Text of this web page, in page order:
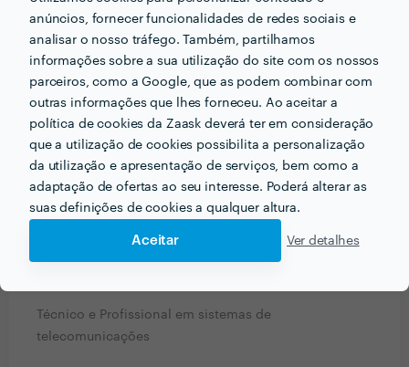
anúncios, fornecer funcionalidades de redes sociais e
analisar o nosso tráfego. Também, partilhamos
informações sobre a sua utilização do site com os nossos
parceiros, como a Google, que as podem combinar com
outras informações que lhes forneceu. Ao aceitar a
política de cookies da Zaask deverá ter em consideração
que a utilização de cookies possibilita a personalização
da utilização e apresentação de serviços, bem como a
adaptação de ofertas ao seu interesse. Poderá alterar as
suas definições de cookies a qualquer altura.
Aceitar Ver detalhes
autorizações.
Que formação e experiência tem relacionadas com a
sua actividade?
Olá sou o Gilson
Pedreiro de formação técnica e prática
Conhecimento básico em Eletricidade
Técnico e Profissional em sistemas de
telecomunicações